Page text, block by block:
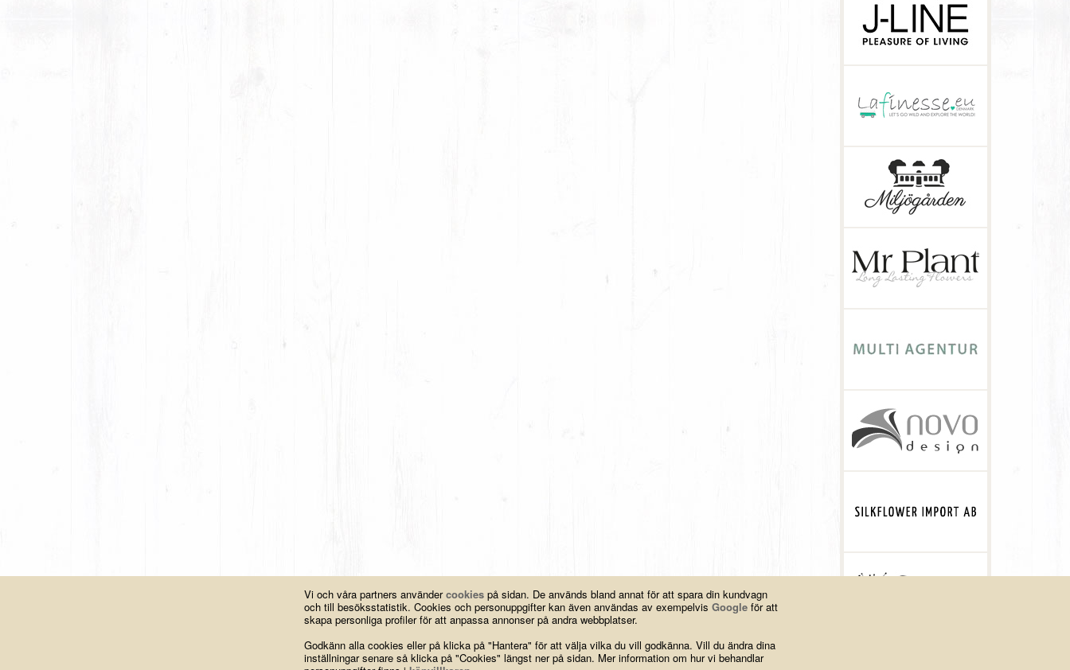
Vi och våra partners användercookies på sidan. De används bland annat för att spara din kundvagn
och till besöksstatistik. Cookies och personuppgifter kan även användas av exempelvis Google för att
skapa personliga profiler för att anpassa annonser på andra webbplatser.
Godkänn alla cookies eller på klicka på "Hantera" för att välja vilka du vill godkänna. Vill du ändra dina
inställningar senare så klicka på "Cookies" längst ner på sidan. Mer information om hur vi behandlar